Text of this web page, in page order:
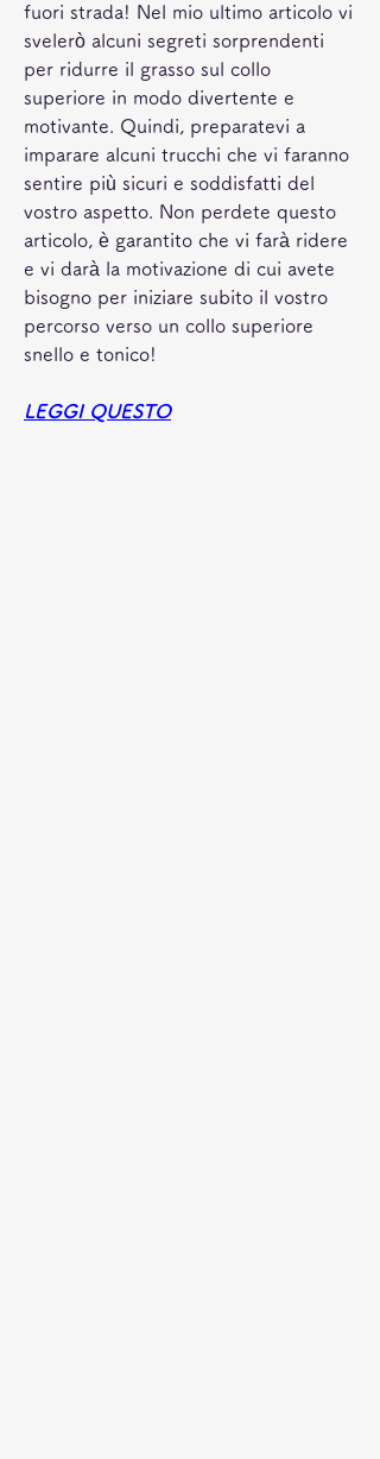
fuori strada! Nel mio ultimo articolo vi
svelerò alcuni segreti sorprendenti
per ridurre il grasso sul collo
superiore in modo divertente e
motivante. Quindi, preparatevi a
imparare alcuni trucchi che vi faranno
sentire più sicuri e soddisfatti del
vostro aspetto. Non perdete questo
articolo, è garantito che vi farà ridere
e vi darà la motivazione di cui avete
bisogno per iniziare subito il vostro
percorso verso un collo superiore
snello e tonico!
LEGGI QUESTO